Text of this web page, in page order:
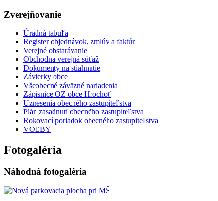
Zverejňovanie
Úradná tabuľa
Register objednávok, zmlúv a faktúr
Verejné obstarávanie
Obchodná verejná súťaž
Dokumenty na stiahnutie
Závierky obce
Všeobecné záväzné nariadenia
Zápisnice OZ obce Hrochoť
Uznesenia obecného zastupiteľstva
Plán zasadnutí obecného zastupiteľstva
Rokovací poriadok obecného zastupiteľstva
VOĽBY
Fotogaléria
Náhodná fotogaléria